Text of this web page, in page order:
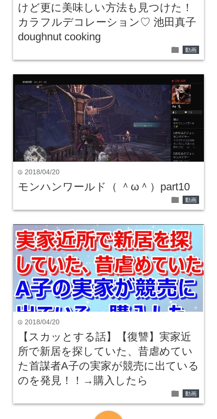
けど更に美味しい方法も見つけた！
カラフルデコレーション♡ 池田真子
doughnut cooking
folder 動画
time 2018/04/20
モンハンワールド（ ＾ω＾）part10
folder 動画
time 2018/04/20
【スカッとする話】【復讐】実家近
所で新居を探していた、昔虐めてい
た首謀者A子の実家が競売に出ている
のを発見！！→購入したら
folder 動画